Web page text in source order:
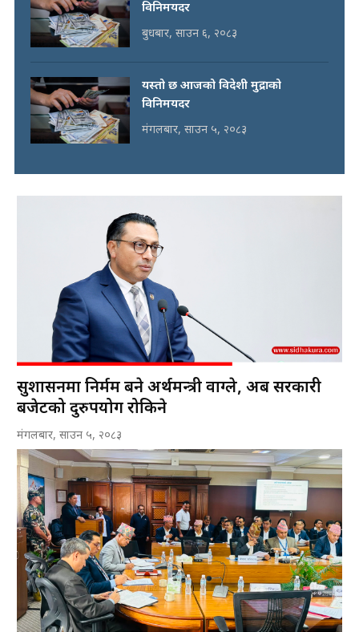
विनिमयदर
बुधबार, साउन ६, २०८३
यस्तो छ आजको विदेशी मुद्राको
विनिमयदर
मंगलबार, साउन ५, २०८३
सुशासनमा निर्मम बने अर्थमन्त्री वाग्ले, अब सरकारी
बजेटको दुरुपयोग रोकिने
मंगलबार, साउन ५, २०८३